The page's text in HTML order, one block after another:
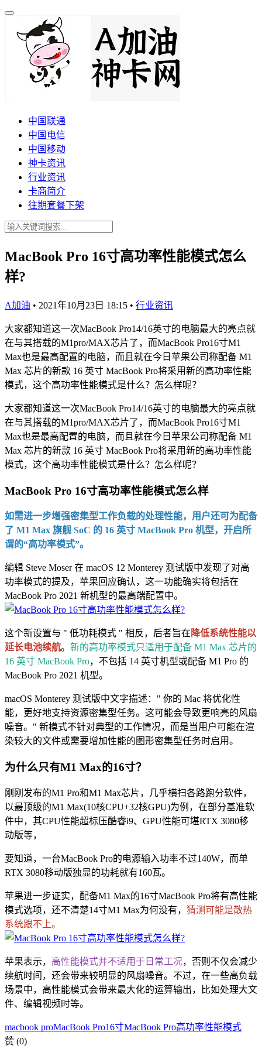
中国联通
中国电信
中国移动
神卡资讯
行业资讯
卡商简介
往期套餐下架
MacBook Pro 16寸高功率性能模式怎么
样?
A加油 • 2021年10月23日 18:15 • 行业资讯
大家都知道这一次MacBook Pro14/16英寸的电脑最大的亮点就
在与其搭载的M1pro/MAX芯片了，而MacBook Pro16寸M1
Max也是最高配置的电脑，而且就在今日苹果公司称配备 M1
Max 芯片的新款 16 英寸 MacBook Pro将采用新的高功率性能
模式，这个高功率性能模式是什么？怎么样呢？
大家都知道这一次MacBook Pro14/16英寸的电脑最大的亮点就
在与其搭载的M1pro/MAX芯片了，而MacBook Pro16寸M1
Max也是最高配置的电脑，而且就在今日苹果公司称配备 M1
Max 芯片的新款 16 英寸 MacBook Pro将采用新的高功率性能
模式，这个高功率性能模式是什么？怎么样呢？
MacBook Pro 16寸高功率性能模式怎么样
如需进一步增强密集型工作负载的处理性能，用户还可为配备
了 M1 Max 旗舰 SoC 的 16 英寸 MacBook Pro 机型，开启所
谓的“高功率模式”。
编辑 Steve Moser 在 macOS 12 Monterey 测试版中发现了对高
功率模式的提及，苹果回应确认，这一功能确实将包括在
MacBook Pro 2021 新机型的最高端配置中。
这个新设置与 " 低功耗模式 " 相反，后者旨在 降低系统性能以
延长电池续航。 新的高功率模式只适用于配备 M1 Max 芯片的
16 英寸 MacBook Pro，不包括 14 英寸机型或配备 M1 Pro 的
MacBook Pro 2021 机型。
macOS Monterey 测试版中文字描述：" 你的 Mac 将优化性
能，更好地支持资源密集型任务。这可能会导致更响亮的风扇
噪音。" 新模式不针对典型的工作情况，而是当用户可能在渲
染较大的文件或需要增加性能的图形密集型任务时启用。
为什么只有M1 Max的16寸？
刚刚发布的M1 Pro和M1 Max芯片，几乎横扫各路跑分软件，
以最顶级的M1 Max(10核CPU+32核GPU)为例，在部分基准软
件中，其CPU性能超标压酷睿i9、GPU性能可堪RTX 3080移
动版等，
要知道，一台MacBook Pro的电源输入功率不过140W，而单
RTX 3080移动版独显的功耗就有160瓦。
苹果进一步证实，配备M1 Max的16寸MacBook Pro将有高性能
模式选项，还不清楚14寸M1 Max为何没有， 猜测可能是散热
系统跟不上。
苹果表示， 高性能模式并不适用于日常工况，否则不仅会减少
续航时间，还会带来较明显的风扇噪音。不过，在一些高负载
场景中，高性能模式会带来最大化的运算输出，比如处理大文
件、编辑视频时等。
macbook proMacBook Pro16寸MacBook Pro高功率性能模式
赞 (0)